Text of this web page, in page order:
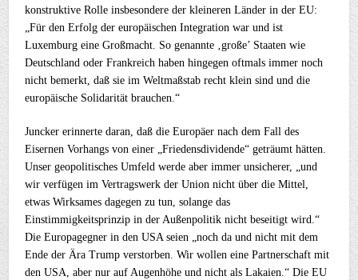
konstruktive Rolle insbesondere der kleineren Länder in der EU:
„Für den Erfolg der europäischen Integration war und ist
Luxemburg eine Großmacht. So genannte ‚große’ Staaten wie
Deutschland oder Frankreich haben hingegen oftmals immer noch
nicht bemerkt, daß sie im Weltmaßstab recht klein sind und die
europäische Solidarität brauchen.“
Juncker erinnerte daran, daß die Europäer nach dem Fall des
Eisernen Vorhangs von einer „Friedensdividende“ geträumt hätten.
Unser geopolitisches Umfeld werde aber immer unsicherer, „und
wir verfügen im Vertragswerk der Union nicht über die Mittel,
etwas Wirksames dagegen zu tun, solange das
Einstimmigkeitsprinzip in der Außenpolitik nicht beseitigt wird.“
Die Europagegner in den USA seien „noch da und nicht mit dem
Ende der Ära Trump verstorben. Wir wollen eine Partnerschaft mit
den USA, aber nur auf Augenhöhe und nicht als Lakaien.“ Die EU